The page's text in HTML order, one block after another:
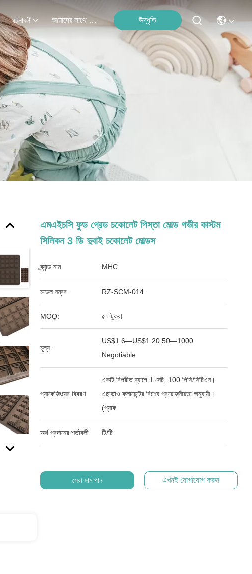
ঘটনাবলী আমাদের সাথে যোগাযোগ উদ্ধৃতি
এমএইচসি ফুড গ্রেড চকোলেট পিস্তা মোল্ড গভীর কাস্টম
সিলিকন 3 ডি দুবাই চকোলেট মোল্ডস
ব্র্যান্ড নাম: MHC
মডেল নম্বর: RZ-SCM-014
MOQ: ৫০ টুকরা
মূল্য:
US$1.6—US$1.20 50—1000
Negotiable
প্যাকেজিংয়ের বিবরণ:
একটি বিপরীত ব্যাগে 1 সেট, 100 পিসি/সিটিএন।
এছাড়াও ক্লায়েন্টের বিশেষ প্রয়োজনীয়তা অনুযায়ী।
(প্যাক
অর্থ প্রদানের শর্তাবলী: টি/টি
সেরা দাম পান এখনই যোগাযোগ করুন